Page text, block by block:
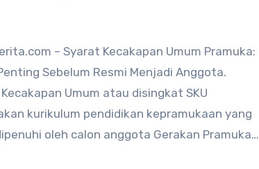
– Syarat Kecakapan Umum Pramuka:
Sebelum Resmi Menjadi Anggota.
Umum atau disingkat SKU
kurikulum pendidikan kepramukaan yang
oleh calon anggota Gerakan Pramuka…